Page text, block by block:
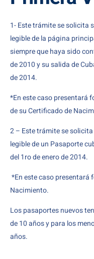
1- Este trámite se solicita
legible de la página
siempre que haya sido
de 2010 y su salida de
de 2014.
*En este caso presentará
de su Certificado de
2 – Este trámite se
legible de un Pasaporte
del 1ro de enero de 2014.
*En este caso presentará
Nacimiento.
Los pasaportes nuevos
de 10 años y para los
años.